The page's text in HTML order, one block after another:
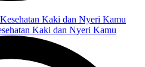
Kaki dan Nyeri Kamu